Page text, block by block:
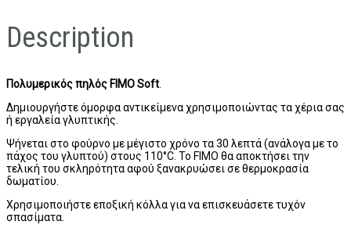
Description
Πολυμερικός πηλός FIMO Soft
Δημιουργήστε όμορφα αντικείμενα χρησιμοποιώντας τα χέρια σας
ή εργαλεία γλυπτικής.
Ψήνεται στο φούρνο με μέγιστο χρόνο τα 30 λεπτά (ανάλογα με το
πάχος του γλυπτού) στους 110°C. Το FIMO θα αποκτήσει την
τελική του σκληρότητα αφού ξανακρυώσει σε θερμοκρασία
δωματίου.
Χρησιμοποιήστε εποξική κόλλα για να επισκευάσετε τυχόν
σπασίματα.